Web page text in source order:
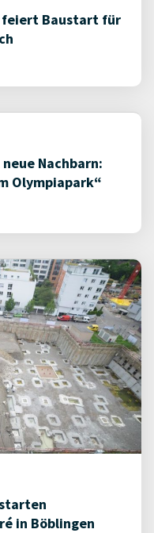
feiert Baustart für
Nachbarn:
Olympiapark“
starten
in Böblingen